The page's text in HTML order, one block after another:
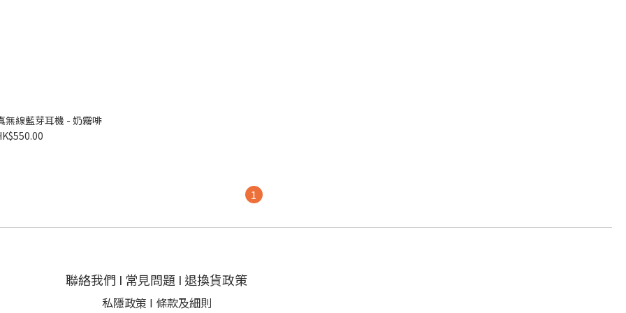
無線藍芽耳機 - 奶霧啡
1
聯絡我們 I 常見問題 I 退換貨政策
私隱政策 I 條款及細則